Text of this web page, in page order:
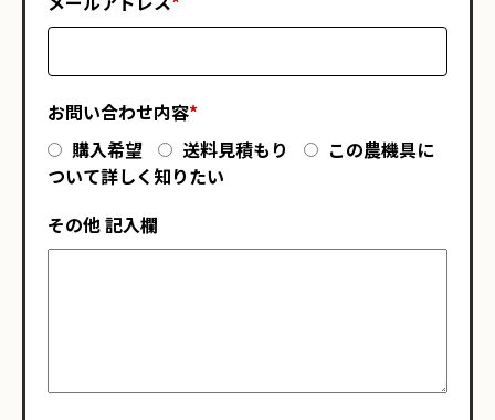
お問い合わせ内容*
購入希望
送料見積もり
この農機具に
ついて詳しく知りたい
その他 記入欄